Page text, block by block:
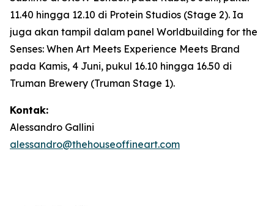
11.40 hingga 12.10 di Protein Studios (Stage 2). Ia
juga akan tampil dalam panel Worldbuilding for the
Senses: When Art Meets Experience Meets Brand
pada Kamis, 4 Juni, pukul 16.10 hingga 16.50 di
Truman Brewery (Truman Stage 1).
Kontak:
Alessandro Gallini
alessandro@thehouseoffineart.com